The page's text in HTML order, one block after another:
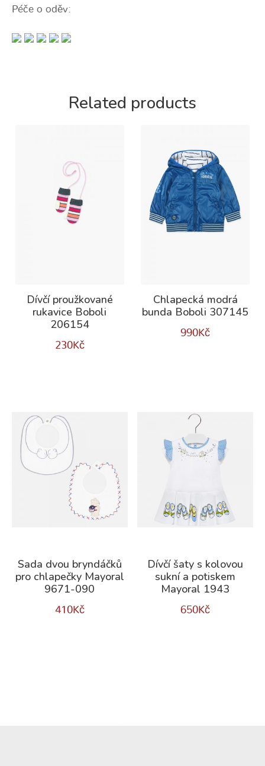
Péče o oděv:
Related products
Dívčí proužkované
rukavice Boboli
206154
230Kč
Chlapecká modrá
bunda Boboli 307145
990Kč
Sada dvou bryndáčků
pro chlapečky Mayoral
9671-090
410Kč
Dívčí šaty s kolovou
sukní a potiskem
Mayoral 1943
650Kč